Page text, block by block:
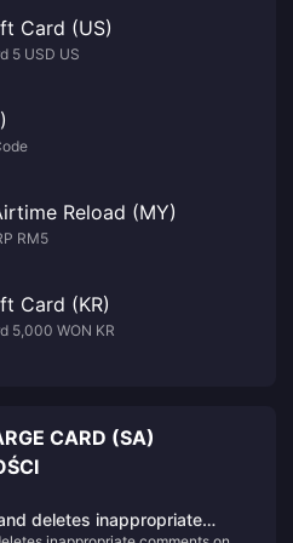
Card (US)
5 USD US
Reload (MY)
RM5
Card (KR)
5,000 WON KR
CARD (SA)
deletes inappropriate